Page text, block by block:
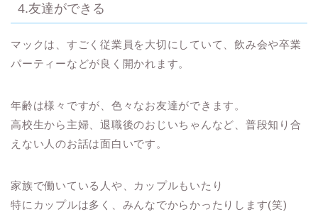
4.友達ができる
マックは、すごく従業員を大切にしていて、飲み会や卒業
パーティーなどが良く開かれます。
年齢は様々ですが、色々なお友達ができます 。
高校生から主婦、退職後のおじいちゃんなど、普段知り合
えない人のお話は面白いです。
家族で働いている人や、カップルもいたり
特にカップルは多く、みんなでからかったりします(笑)